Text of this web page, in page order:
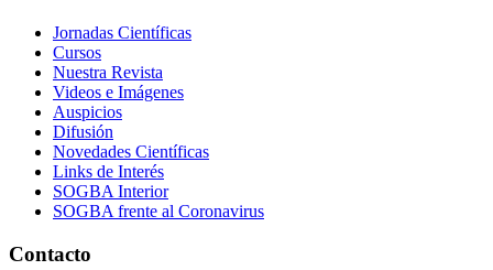
Jornadas Científicas
Cursos
Nuestra Revista
Videos e Imágenes
Auspicios
Difusión
Novedades Científicas
Links de Interés
SOGBA Interior
SOGBA frente al Coronavirus
Contacto